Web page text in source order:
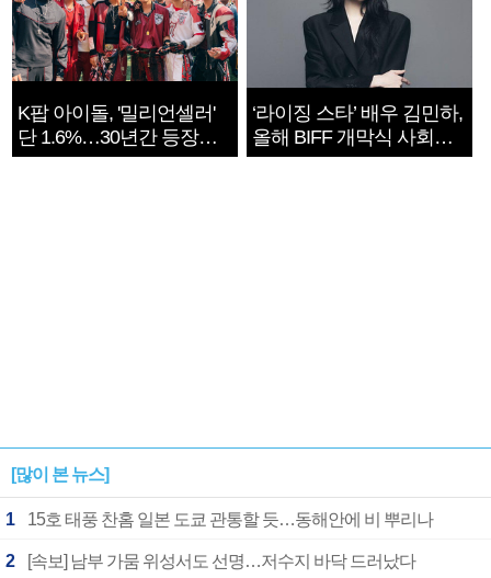
K팝 아이돌, '밀리언셀러'
단 1.6%…30년간 등장
1182개팀 전수조사
‘라이징 스타’ 배우 김민하,
올해 BIFF 개막식 사회자
확정
[많이 본 뉴스]
1 15호 태풍 찬홈 일본 도쿄 관통할 듯…동해안에 비 뿌리나
2 [속보] 남부 가뭄 위성서도 선명…저수지 바닥 드러났다